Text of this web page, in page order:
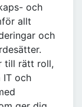
och
allt
och
till rätt roll,
IT och